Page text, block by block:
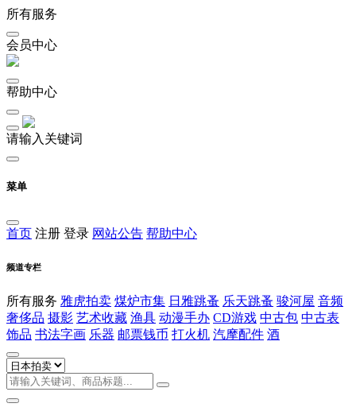
所有服务
会员中心
帮助中心
请输入关键词
菜单
首页 注册 登录 网站公告 帮助中心
频道专栏
所有服务 雅虎拍卖 煤炉市集 日雅跳蚤 乐天跳蚤 骏河屋 音频
奢侈品 摄影 艺术收藏 渔具 动漫手办 CD游戏 中古包 中古表
饰品 书法字画 乐器 邮票钱币 打火机 汽摩配件 酒